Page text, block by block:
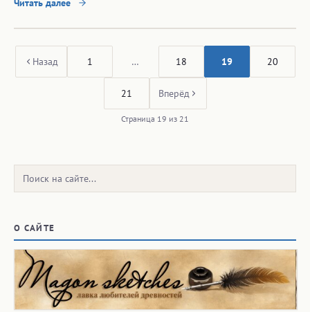
Читать далее
Назад 1 … 18 19 20
21 Вперёд
Страница 19 из 21
Поиск:
О САЙТЕ